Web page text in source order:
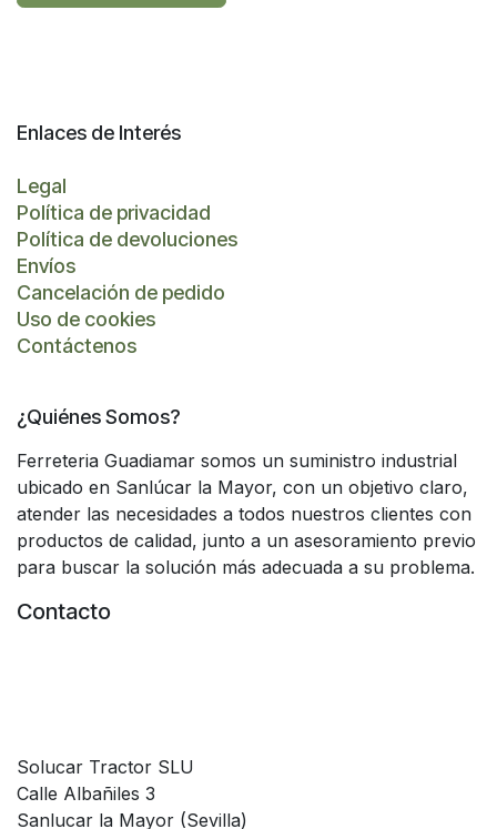
Enlaces de Interés
Legal
Política de privacidad
Política de devoluciones
Envíos
Cancelación de pedido
Uso de cookies
Contáctenos
¿Quiénes Somos?
Ferreteria Guadiamar somos un suministro industrial
ubicado en Sanlúcar la Mayor, con un objetivo claro,
atender las necesidades a todos nuestros clientes con
productos de calidad, junto a un asesoramiento previo
para buscar la solución más adecuada a su problema.
Contacto
Solucar Tractor SLU
Calle Albañiles 3
Sanlucar la Mayor (Sevilla)